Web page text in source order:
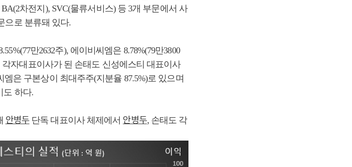
차전지), SVC(물류서비스) 등 3개 부문에서 사
으로 분류돼 있다.
만2632주), 에이비씨엠은 8.78%(79만3800
각자대표이사가 된 손태도 신성에스티 대표이사
엠은 구본상이 최대주주(지분율 87.5%)로 있으며
도 하다.
안병두 단독 대표이사 체제에서 안병두, 손태도 각